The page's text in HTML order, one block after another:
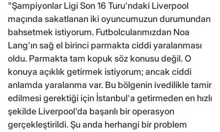
"Şampiyonlar Ligi Son 16 Turu'ndaki Liverpool
maçında sakatlanan iki oyuncumuzun durumundan
bahsetmek istiyorum. Futbolcularımızdan Noa
Lang'ın sağ el birinci parmakta ciddi yaralanması
oldu. Parmakta tam kopuk söz konusu değil. O
konuya açıklık getirmek istiyorum; ancak ciddi
anlamda yaralanma var. Bu bölgenin ivedilikle tamir
edilmesi gerektiği için İstanbul'a getirmeden en hızlı
şekilde Liverpool'da başarılı bir operasyon
gerçekleştirildi. Şu anda herhangi bir problem